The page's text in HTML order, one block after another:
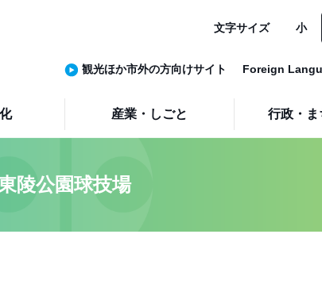
産業・しごと 行政・ま
文字サイズ 小
観光ほか市外の方向けサイト Foreign
陵公園球技場